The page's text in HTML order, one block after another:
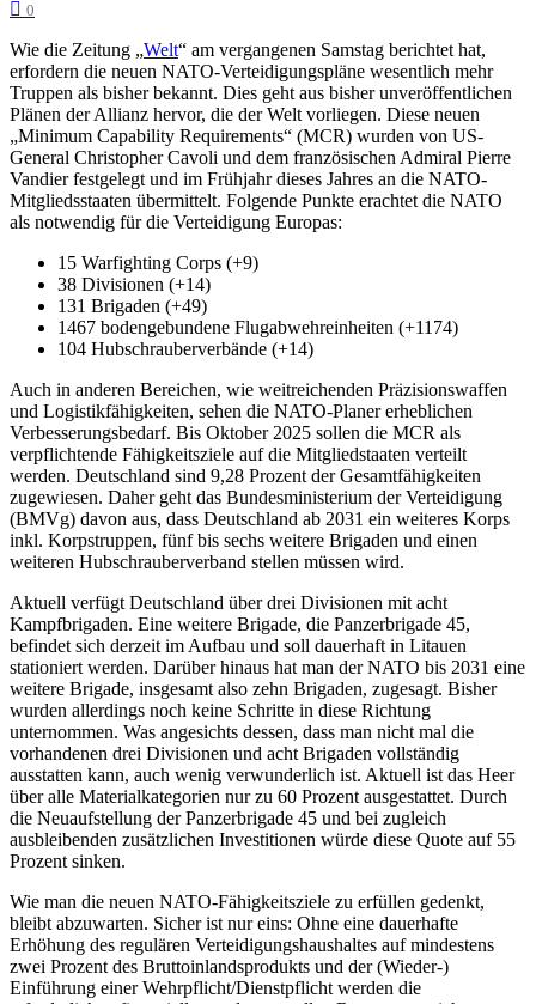
0
Wie die Zeitung „Welt“ am vergangenen Samstag berichtet hat,
erfordern die neuen NATO-Verteidigungspläne wesentlich mehr
Truppen als bisher bekannt. Dies geht aus bisher unveröffentlichen
Plänen der Allianz hervor, die der Welt vorliegen. Diese neuen
„Minimum Capability Requirements“ (MCR) wurden von US-
General Christopher Cavoli und dem französischen Admiral Pierre
Vandier festgelegt und im Frühjahr dieses Jahres an die NATO-
Mitgliedsstaaten übermittelt. Folgende Punkte erachtet die NATO
als notwendig für die Verteidigung Europas:
15 Warfighting Corps (+9)
38 Divisionen (+14)
131 Brigaden (+49)
1467 bodengebundene Flugabwehreinheiten (+1174)
104 Hubschrauberverbände (+14)
Auch in anderen Bereichen, wie weitreichenden Präzisionswaffen
und Logistikfähigkeiten, sehen die NATO-Planer erheblichen
Verbesserungsbedarf. Bis Oktober 2025 sollen die MCR als
verpflichtende Fähigkeitsziele auf die Mitgliedstaaten verteilt
werden. Deutschland sind 9,28 Prozent der Gesamtfähigkeiten
zugewiesen. Daher geht das Bundesministerium der Verteidigung
(BMVg) davon aus, dass Deutschland ab 2031 ein weiteres Korps
inkl. Korpstruppen, fünf bis sechs weitere Brigaden und einen
weiteren Hubschrauberverband stellen müssen wird.
Aktuell verfügt Deutschland über drei Divisionen mit acht
Kampfbrigaden. Eine weitere Brigade, die Panzerbrigade 45,
befindet sich derzeit im Aufbau und soll dauerhaft in Litauen
stationiert werden. Darüber hinaus hat man der NATO bis 2031 eine
weitere Brigade, insgesamt also zehn Brigaden, zugesagt. Bisher
wurden allerdings noch keine Schritte in diese Richtung
unternommen. Was angesichts dessen, dass man nicht mal die
vorhandenen drei Divisionen und acht Brigaden vollständig
ausstatten kann, auch wenig verwunderlich ist. Aktuell ist das Heer
über alle Materialkategorien nur zu 60 Prozent ausgestattet. Durch
die Neuaufstellung der Panzerbrigade 45 und bei zugleich
ausbleibenden zusätzlichen Investitionen würde diese Quote auf 55
Prozent sinken.
Wie man die neuen NATO-Fähigkeitsziele zu erfüllen gedenkt,
bleibt abzuwarten. Sicher ist nur eins: Ohne eine dauerhafte
Erhöhung des regulären Verteidigungshaushaltes auf mindestens
zwei Prozent des Bruttoinlandsprodukts und der (Wieder-)
Einführung einer Wehrpflicht/Dienstpflicht werden die